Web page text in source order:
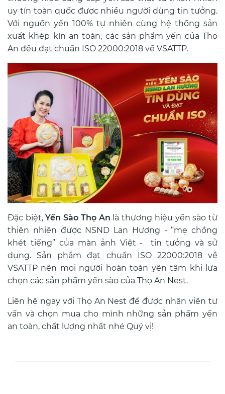
uy tín toàn quốc được nhiều người dùng tin tưởng.
Với nguồn yến 100% tự nhiên cùng hệ thống sản
xuất khép kín an toàn, các sản phẩm yến của Thọ
An đều đạt chuẩn ISO 22000:2018 về VSATTP.
Đặc biệt,Yến Sào Thọ An là thương hiệu yến sào từ
thiên nhiên được NSND Lan Hương - “mẹ chồng
khét tiếng” của màn ảnh Việt - tin tưởng và sử
dụng. Sản phẩm đạt chuẩn ISO 22000:2018 về
VSATTP nên mọi người hoàn toàn yên tâm khi lựa
chọn các sản phẩm yến sào của Thọ An Nest.
Liên hệ ngay với Thọ An Nest để được nhân viên tư
vấn và chọn mua cho mình những sản phẩm yến
an toàn, chất lượng nhất nhé Quý vị!